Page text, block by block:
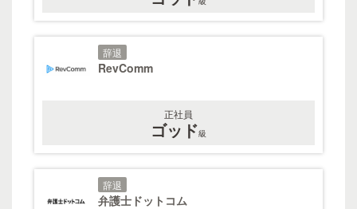
辞退
RevComm
正社員
ゴッド級
辞退
弁護士ドットコム